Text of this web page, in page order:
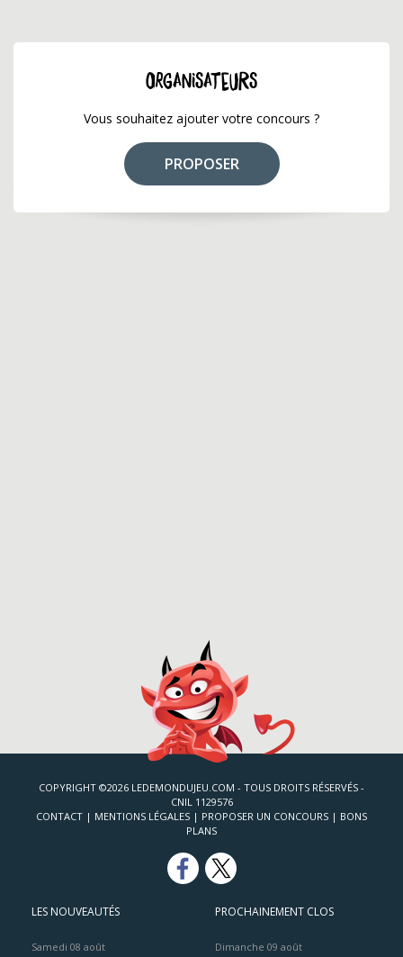
ORGANISATEURS
Vous souhaitez ajouter votre concours ?
PROPOSER
COPYRIGHT ©2026 LEDEMONDUJEU.COM - TOUS DROITS RÉSERVÉS -
CNIL 1129576
CONTACT | MENTIONS LÉGALES | PROPOSER UN CONCOURS | BONS
PLANS
LES NOUVEAUTÉS
Samedi 08 août
PROCHAINEMENT CLOS
Dimanche 09 août